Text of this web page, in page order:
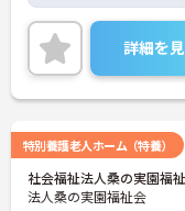
利用可能な託児所が
てご勤務いただけます
ご興味のある方には
に詳細をご案内しま
い！
詳細を
特別養護老人ホーム（特養）
社会福祉法人桑の実園福
法人桑の実園福祉会